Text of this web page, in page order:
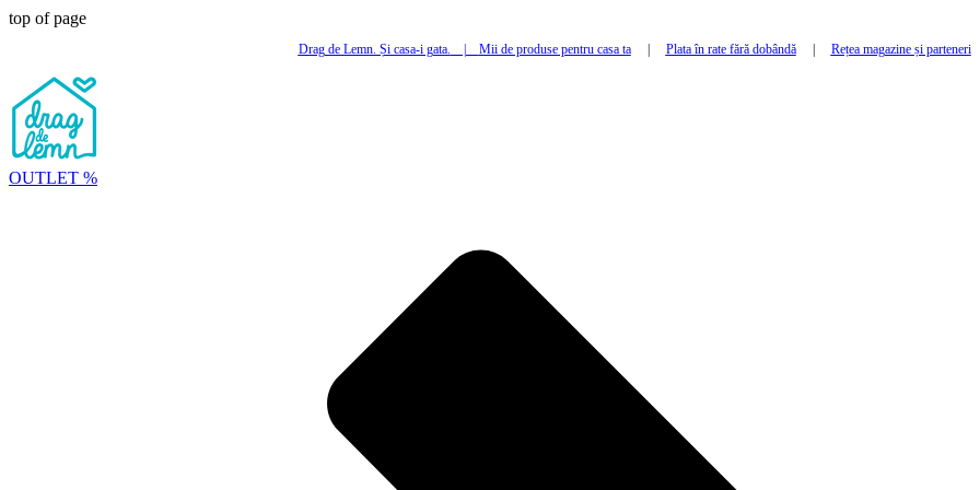
top of page
Drag de Lemn. Și casa-i gata. Mii de produse pentru casa ta| Plata în rate fără dobândă| Rețea magazine și parteneri
OUTLET %